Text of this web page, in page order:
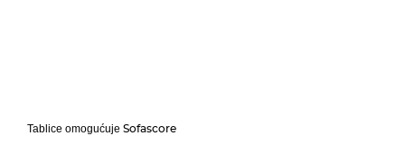
Tablice omogućuje Sofascore